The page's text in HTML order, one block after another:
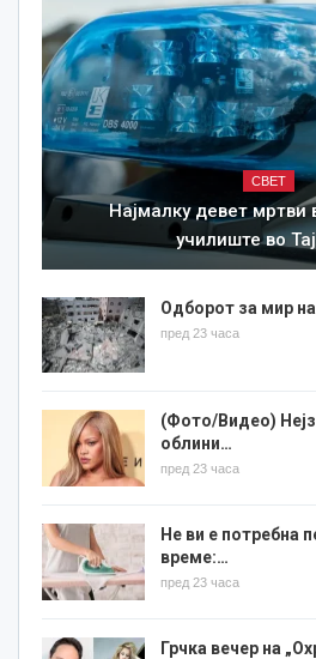
СВЕТ
Најмалку девет мртви
училиште во
Одборот за мир
пред 23 часа
(Фото/Видео)
облини…
пред 23 часа
Не ви е потребна
време:…
пред 23 часа
Грчка вечер на